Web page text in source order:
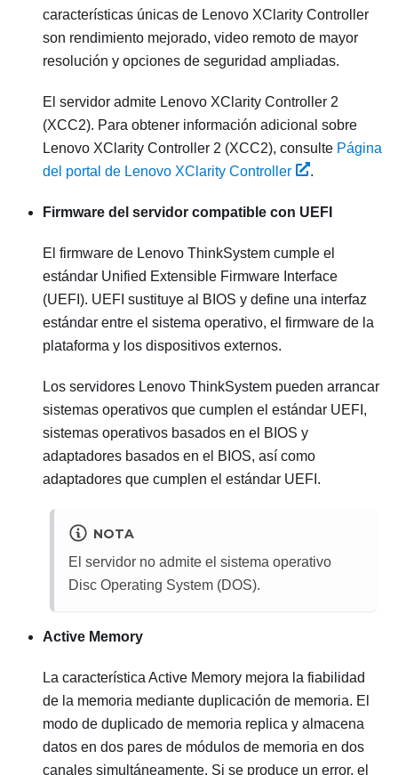
características únicas de Lenovo XClarity Controller
son rendimiento mejorado, video remoto de mayor
resolución y opciones de seguridad ampliadas.
El servidor admite Lenovo XClarity Controller 2
(XCC2). Para obtener información adicional sobre
Lenovo XClarity Controller 2 (XCC2), consulte Página
del portal de Lenovo XClarity Controller
.
Firmware del servidor compatible con UEFI
El firmware de Lenovo ThinkSystem cumple el
estándar Unified Extensible Firmware Interface
(UEFI). UEFI sustituye al BIOS y define una interfaz
estándar entre el sistema operativo, el firmware de la
plataforma y los dispositivos externos.
Los servidores Lenovo ThinkSystem pueden arrancar
sistemas operativos que cumplen el estándar UEFI,
sistemas operativos basados en el BIOS y
adaptadores basados en el BIOS, así como
adaptadores que cumplen el estándar UEFI.
NOTA
El servidor no admite el sistema operativo
Disc Operating System (DOS).
Active Memory
La característica Active Memory mejora la fiabilidad
de la memoria mediante duplicación de memoria. El
modo de duplicado de memoria replica y almacena
datos en dos pares de módulos de memoria en dos
canales simultáneamente. Si se produce un error, el